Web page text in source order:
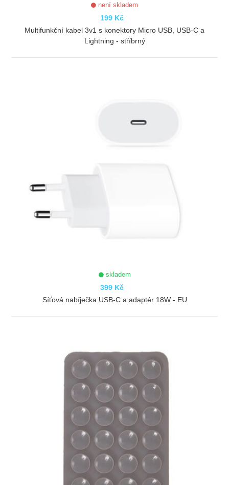
není skladem
199 Kč
Multifunkční kabel 3v1 s konektory Micro USB, USB-C a
Lightning - stříbrný
skladem
399 Kč
Síťová nabíječka USB-C a adaptér 18W - EU